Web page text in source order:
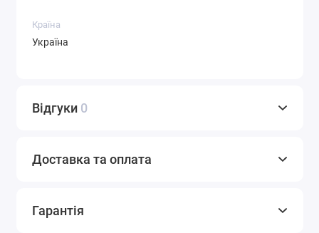
Країна
Україна
Відгуки 0
Доставка та оплата
Гарантія